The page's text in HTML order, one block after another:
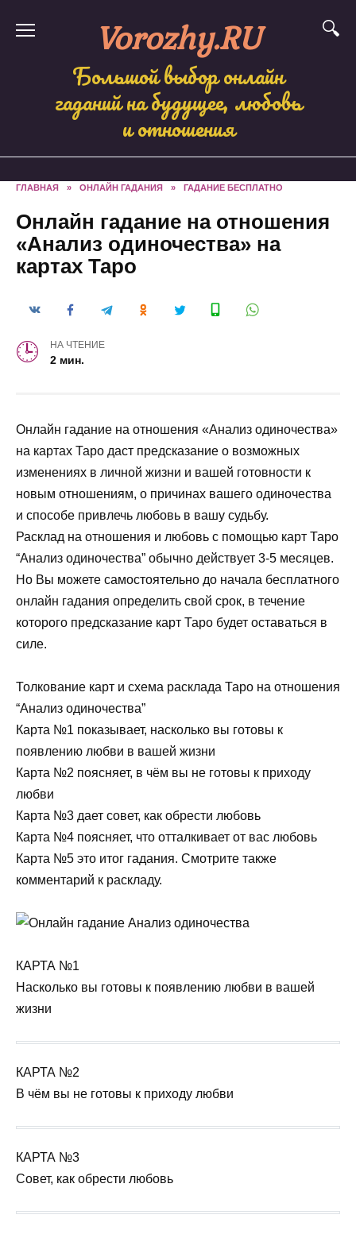
Vorozhy.RU
Большой выбор онлайн
гаданий на будущее, любовь
и отношения
ГЛАВНАЯ » ОНЛАЙН ГАДАНИЯ » ГАДАНИЕ БЕСПЛАТНО
Онлайн гадание на отношения
«Анализ одиночества» на
картах Таро
НА ЧТЕНИЕ
2 мин.
Онлайн гадание на отношения «Анализ одиночества»
на картах Таро даст предсказание о возможных
изменениях в личной жизни и вашей готовности к
новым отношениям, о причинах вашего одиночества
и способе привлечь любовь в вашу судьбу.
Расклад на отношения и любовь с помощью карт Таро
“Анализ одиночества” обычно действует 3-5 месяцев.
Но Вы можете самостоятельно до начала бесплатного
онлайн гадания определить свой срок, в течение
которого предсказание карт Таро будет оставаться в
силе.
Толкование карт и схема расклада Таро на отношения
“Анализ одиночества”
Карта №1 показывает, насколько вы готовы к
появлению любви в вашей жизни
Карта №2 поясняет, в чём вы не готовы к приходу
любви
Карта №3 дает совет, как обрести любовь
Карта №4 поясняет, что отталкивает от вас любовь
Карта №5 это итог гадания. Смотрите также
комментарий к раскладу.
КАРТА №1
Насколько вы готовы к появлению любви в вашей
жизни
КАРТА №2
В чём вы не готовы к приходу любви
КАРТА №3
Совет, как обрести любовь